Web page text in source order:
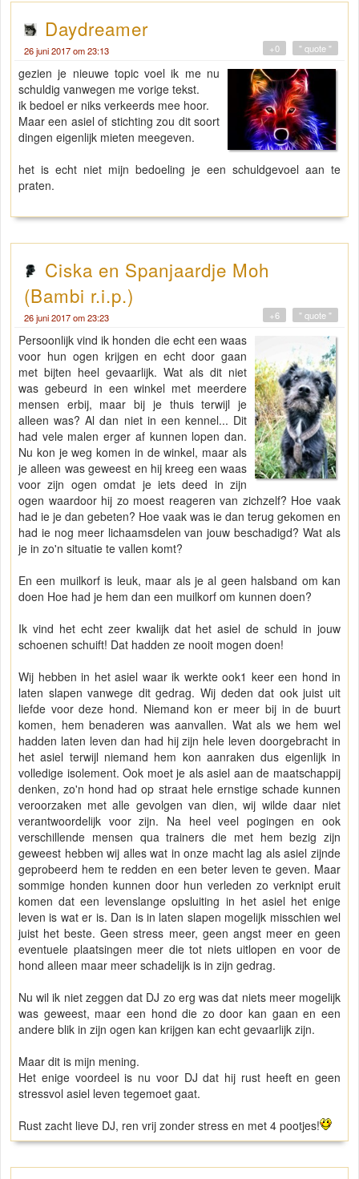
Daydreamer
26 juni 2017 om 23:13 " quote "
+0
gezien je nieuwe topic voel ik me nu
schuldig vanwegen me vorige tekst.
ik bedoel er niks verkeerds mee hoor.
Maar een asiel of stichting zou dit soort
dingen eigenlijk mieten meegeven.
het is echt niet mijn bedoeling je een schuldgevoel aan te
praten.
Ciska en Spanjaardje Moh
(Bambi r.i.p.)
26 juni 2017 om 23:23 " quote "
+6
Persoonlijk vind ik honden die echt een waas
voor hun ogen krijgen en echt door gaan
met bijten heel gevaarlijk. Wat als dit niet
was gebeurd in een winkel met meerdere
mensen erbij, maar bij je thuis terwijl je
alleen was? Al dan niet in een kennel... Dit
had vele malen erger af kunnen lopen dan.
Nu kon je weg komen in de winkel, maar als
je alleen was geweest en hij kreeg een waas
voor zijn ogen omdat je iets deed in zijn
ogen waardoor hij zo moest reageren van zichzelf? Hoe vaak
had ie je dan gebeten? Hoe vaak was ie dan terug gekomen en
had ie nog meer lichaamsdelen van jouw beschadigd? Wat als
je in zo'n situatie te vallen komt?
En een muilkorf is leuk, maar als je al geen halsband om kan
doen Hoe had je hem dan een muilkorf om kunnen doen?
Ik vind het echt zeer kwalijk dat het asiel de schuld in jouw
schoenen schuift! Dat hadden ze nooit mogen doen!
Wij hebben in het asiel waar ik werkte ook1 keer een hond in
laten slapen vanwege dit gedrag. Wij deden dat ook juist uit
liefde voor deze hond. Niemand kon er meer bij in de buurt
komen, hem benaderen was aanvallen. Wat als we hem wel
hadden laten leven dan had hij zijn hele leven doorgebracht in
het asiel terwijl niemand hem kon aanraken dus eigenlijk in
volledige isolement. Ook moet je als asiel aan de maatschappij
denken, zo'n hond had op straat hele ernstige schade kunnen
veroorzaken met alle gevolgen van dien, wij wilde daar niet
verantwoordelijk voor zijn. Na heel veel pogingen en ook
verschillende mensen qua trainers die met hem bezig zijn
geweest hebben wij alles wat in onze macht lag als asiel zijnde
geprobeerd hem te redden en een beter leven te geven. Maar
sommige honden kunnen door hun verleden zo verknipt eruit
komen dat een levenslange opsluiting in het asiel het enige
leven is wat er is. Dan is in laten slapen mogelijk misschien wel
juist het beste. Geen stress meer, geen angst meer en geen
eventuele plaatsingen meer die tot niets uitlopen en voor de
hond alleen maar meer schadelijk is in zijn gedrag.
Nu wil ik niet zeggen dat DJ zo erg was dat niets meer mogelijk
was geweest, maar een hond die zo door kan gaan en een
andere blik in zijn ogen kan krijgen kan echt gevaarlijk zijn.
Maar dit is mijn mening.
Het enige voordeel is nu voor DJ dat hij rust heeft en geen
stressvol asiel leven tegemoet gaat.
Rust zacht lieve DJ, ren vrij zonder stress en met 4 pootjes!